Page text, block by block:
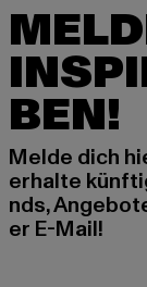
BEN!
Melde dich
erhalte
nds,
er E-Mail!